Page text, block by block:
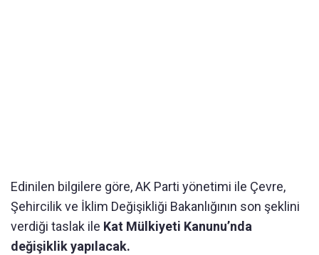
Edinilen bilgilere göre, AK Parti yönetimi ile Çevre,
Şehircilik ve İklim Değişikliği Bakanlığının son şeklini
verdiği taslak ile Kat Mülkiyeti Kanunu’nda
değişiklik yapılacak.